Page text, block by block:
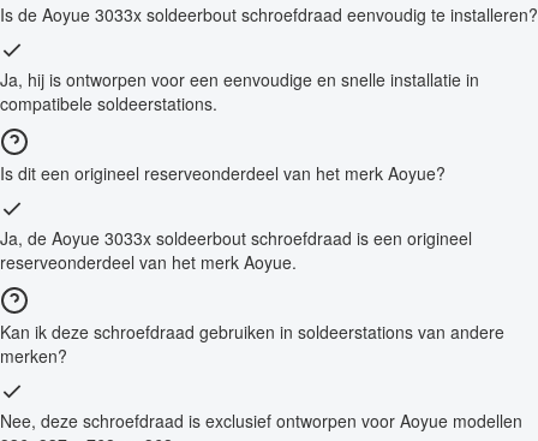
Is de Aoyue 3033x soldeerbout schroefdraad eenvoudig te installeren?
Ja, hij is ontworpen voor een eenvoudige en snelle installatie in
compatibele soldeerstations.
Is dit een origineel reserveonderdeel van het merk Aoyue?
Ja, de Aoyue 3033x soldeerbout schroefdraad is een origineel
reserveonderdeel van het merk Aoyue.
Kan ik deze schroefdraad gebruiken in soldeerstations van andere
merken?
Nee, deze schroefdraad is exclusief ontworpen voor Aoyue modellen